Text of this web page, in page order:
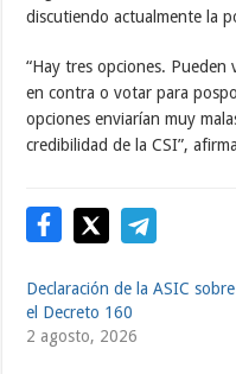
discutiendo actualmente la
“Hay tres opciones.
en contra o votar para
opciones enviarían muy
credibilidad de la CSI”,
Declaración de la ASIC sobre
el Decreto 160
2 agosto, 2026